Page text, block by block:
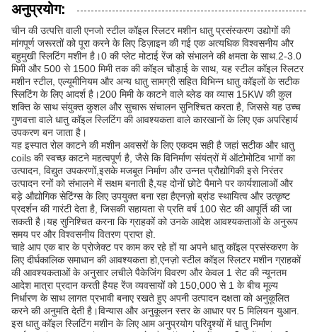
अनुप्रयोग:
चीन की उत्पत्ति वाली एनजो स्टील कॉइल स्लिटर मशीन धातु प्रसंस्करण उद्योगों की
मांगपूर्ण जरूरतों को पूरा करने के लिए डिज़ाइन की गई एक अत्यधिक विश्वसनीय और
बहुमुखी स्लिटिंग मशीन है।0 की प्लेट मोटाई रेंज को संभालने की क्षमता के साथ.2-3.0
मिमी और 500 से 1500 मिमी तक की कॉइल चौड़ाई के साथ, यह स्टील कॉइल स्लिटर
मशीन स्टील, एल्यूमीनियम और अन्य धातु सामग्री सहित विभिन्न धातु कॉइलों के सटीक
स्लिटिंग के लिए आदर्श है।200 मिमी के काटने वाले ब्लेड का व्यास 15KW की कुल
शक्ति के साथ संयुक्त कुशल और सुचारू संचालन सुनिश्चित करता है, जिससे यह उच्च
गुणवत्ता वाले धातु कॉइल स्लिटिंग की आवश्यकता वाले कारखानों के लिए एक अपरिहार्य
उपकरण बन जाता है।
यह इस्पात रोल काटने की मशीन अवसरों के लिए एकदम सही है जहां सटीक और धातु
coils की स्वच्छ काटने महत्वपूर्ण है, जैसे कि विनिर्माण संयंत्रों में ऑटोमोटिव भागों का
उत्पादन, विद्युत उपकरणों,इसके मजबूत निर्माण और उन्नत प्रौद्योगिकी इसे निरंतर
उत्पादन रनों को संभालने में सक्षम बनाती है,यह दोनों छोटे पैमाने पर कार्यशालाओं और
बड़े औद्योगिक सेटिंग्स के लिए उपयुक्त बना रहा हैएनज़ो ब्रांड स्थायित्व और उत्कृष्ट
प्रदर्शन की गारंटी देता है, जिसकी सहायता से प्रति वर्ष 100 सेट की आपूर्ति की जा
सकती है।यह सुनिश्चित करना कि ग्राहकों को उनके आदेश आवश्यकताओं के अनुरूप
समय पर और विश्वसनीय वितरण प्राप्त हो.
चाहे आप एक बार के प्रोजेक्ट पर काम कर रहे हों या अपने धातु कॉइल प्रसंस्करण के
लिए दीर्घकालिक समाधान की आवश्यकता हो,एनज़ो स्टील कॉइल स्लिटर मशीन ग्राहकों
की आवश्यकताओं के अनुसार लचीले पैकेजिंग विवरण और केवल 1 सेट की न्यूनतम
आदेश मात्रा प्रदान करती हैयह रेंज व्यवसायों को 150,000 से 1 के बीच मूल्य
निर्धारण के साथ लागत प्रभावी बनाए रखते हुए अपनी उत्पादन दक्षता को अनुकूलित
करने की अनुमति देती है।विन्यास और अनुकूलन स्तर के आधार पर 5 मिलियन युआन.
इस धातु कॉइल स्लिटिंग मशीन के लिए आम अनुप्रयोग परिदृश्यों में धातु निर्माण